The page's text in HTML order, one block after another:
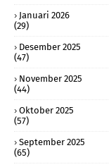
Januari 2026
(29)
Desember 2025
(47)
November 2025
(44)
Oktober 2025
(57)
September 2025
(65)